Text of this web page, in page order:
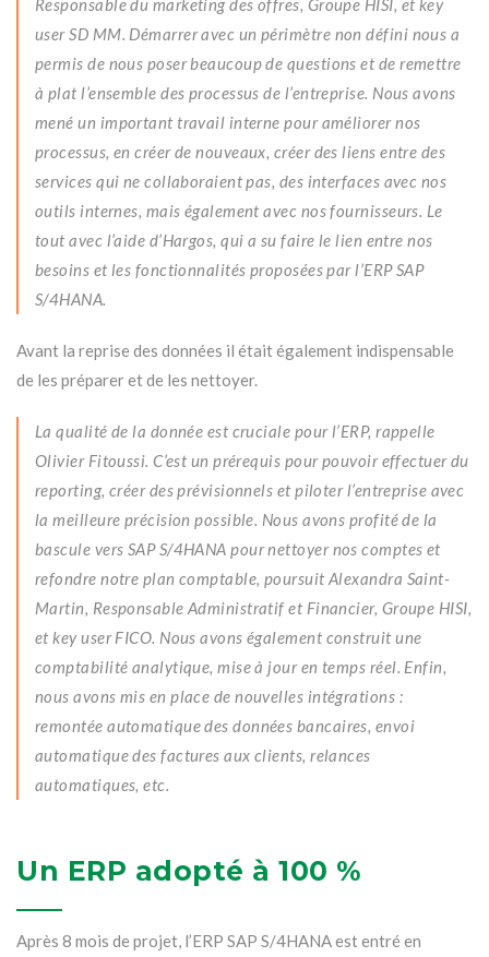
Responsable du marketing des offres, Groupe HISI, et key
user SD MM. Démarrer avec un périmètre non défini nous a
permis de nous poser beaucoup de questions et de remettre
à plat l’ensemble des processus de l’entreprise. Nous avons
mené un important travail interne pour améliorer nos
processus, en créer de nouveaux, créer des liens entre des
services qui ne collaboraient pas, des interfaces avec nos
outils internes, mais également avec nos fournisseurs. Le
tout avec l’aide d’Hargos, qui a su faire le lien entre nos
besoins et les fonctionnalités proposées par l’ERP SAP
S/4HANA.
Avant la reprise des données il était également indispensable
de les préparer et de les nettoyer.
La qualité de la donnée est cruciale pour l’ERP, rappelle
Olivier Fitoussi. C’est un prérequis pour pouvoir effectuer du
reporting, créer des prévisionnels et piloter l’entreprise avec
la meilleure précision possible. Nous avons profité de la
bascule vers SAP S/4HANA pour nettoyer nos comptes et
refondre notre plan comptable, poursuit Alexandra Saint-
Martin, Responsable Administratif et Financier, Groupe HISI,
et key user FICO. Nous avons également construit une
comptabilité analytique, mise à jour en temps réel. Enfin,
nous avons mis en place de nouvelles intégrations :
remontée automatique des données bancaires, envoi
automatique des factures aux clients, relances
automatiques, etc.
Un ERP adopté à 100 %
Après 8 mois de projet, l’ERP SAP S/4HANA est entré en